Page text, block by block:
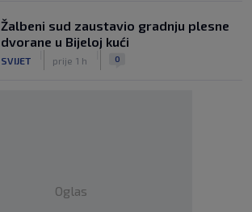
Žalbeni sud zaustavio gradnju plesne
dvorane u Bijeloj kući
SVIJET prije 1 h 0
Oglas